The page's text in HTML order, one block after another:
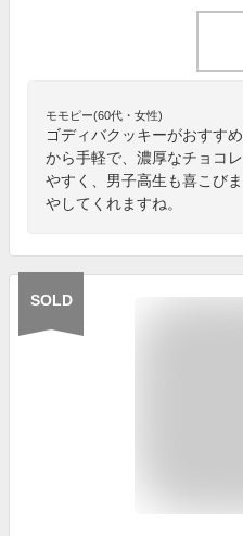
モモピー(60代・女性)
ゴディバクッキーがおすす
から手軽で、濃厚なチョコ
やすく、男子高生も喜こび
やしてくれますね。
SOLD